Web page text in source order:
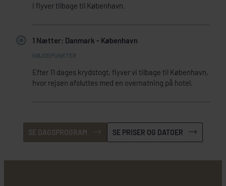
I flyver tilbage til København.
1 Nætter: Danmark - København
Efter 11 dages krydstogt, flyver vi tilbage til København,
hvor rejsen afsluttes med en overnatning på hotel.
SE DAGSPROGRAM SE PRISER OG DATOER